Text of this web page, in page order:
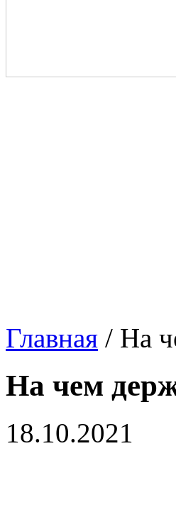
Главная / На
На чем
18.10.2021